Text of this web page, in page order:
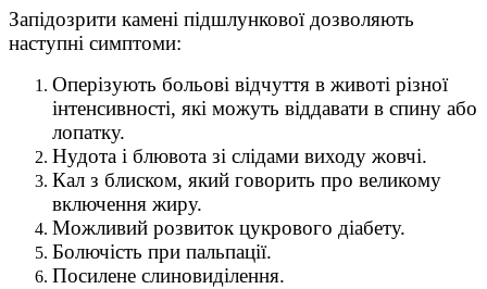
Запідозрити камені підшлункової дозволяють
наступні симптоми:
Оперізують больові відчуття в животі різної
інтенсивності, які можуть віддавати в спину або
лопатку.
Нудота і блювота зі слідами виходу жовчі.
Кал з блиском, який говорить про великому
включення жиру.
Можливий розвиток цукрового діабету.
Болючість при пальпації.
Посилене слиновиділення.